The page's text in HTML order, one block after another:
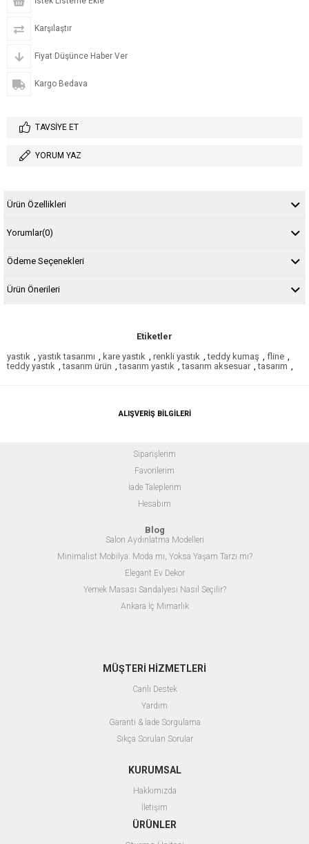
Karşılaştır
Fiyat Düşünce Haber Ver
Kargo Bedava
TAVSIYE ET
YORUM YAZ
Ürün Özellikleri
Yorumlar(0)
Ödeme Seçenekleri
Ürün Önerileri
Etiketler
yastık , yastık tasarımı , kare yastık , renkli yastık , teddy kumaş , fline ,
teddy yastık , tasarım ürün , tasarım yastık , tasarım aksesuar , tasarım ,
ALIŞVERİŞ BİLGİLERİ
Siparişlerim
Favorilerim
İade Taleplerim
Hesabım
Blog
Salon Aydınlatma Modelleri
Minimalist Mobilya: Moda mı, Yoksa Yaşam Tarzı mı?
Elegant Ev Dekor
Yemek Masası Sandalyesi Nasıl Seçilir?
Ankara İç Mimarlık
MÜŞTERİ HİZMETLERİ
Canlı Destek
Yardım
Garanti & İade Sorgulama
Sıkça Sorulan Sorular
KURUMSAL
Hakkımızda
İletişim
ÜRÜNLER